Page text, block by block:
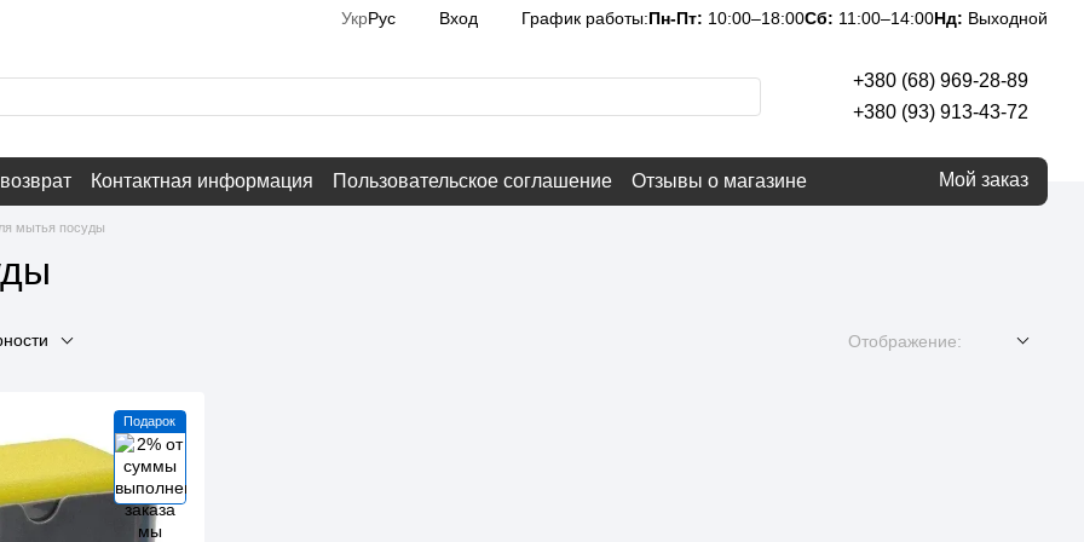
УкрРус Вход График работы:Пн-Пт: 10:00–18:00Сб: 11:00–14:00Нд: Выходной
+380 (68) 969-28-89
+380 (93) 913-43-72
Контактная информация Пользовательское соглашение Отзывы о магазине Мой заказ
мытья посуды
Отображение:
Подарок